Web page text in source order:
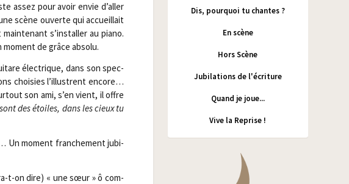
assez pour avoir envie d’al­ler
scène ouverte qui accueillait
s’installer au pia­no.
de grâce absolu.
élec­trique, dans son spec­
choi­sies l’illustrent encore…
son ami, s’en vient, il offre
des étoiles, dans les cieux tu
Un moment fran­che­ment jubi­
t-on dire) « une sœur » ô com­
Dis, pourquoi tu chantes ?
En scène
Hors Scène
Jubilations de l'écriture
Quand je joue...
Vive la Reprise !